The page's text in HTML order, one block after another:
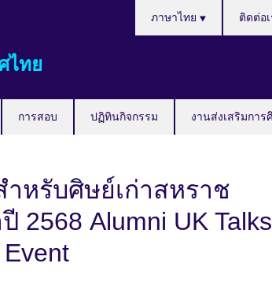
ไทย
การสอบ ปฏิทินกิจกรรม งานส่งเสริมกา
Languages
ภาษาไทย ติดต่อ
ำหรับศิษย์เก่าสหราช
2568 Alumni UK Talks